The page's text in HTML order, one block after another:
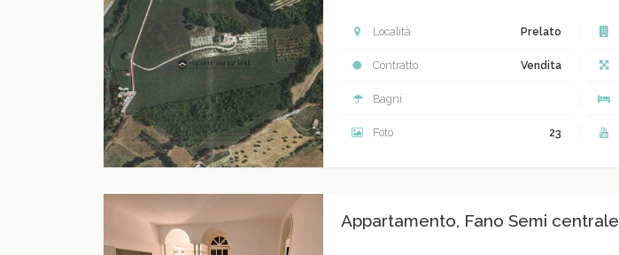
Località Prelato
Contratto Vendita
Bagni
Foto 23
Appartamento, Fano Semi centrale